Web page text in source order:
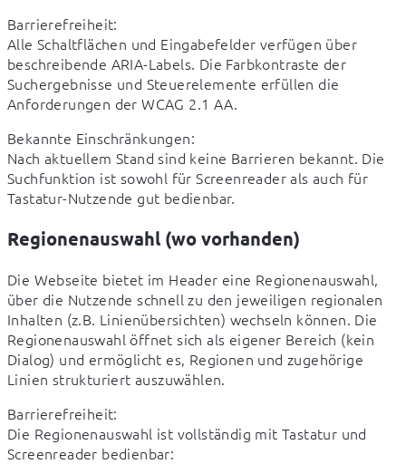
Barrierefreiheit:
Alle Schaltflächen und Eingabefelder verfügen über
beschreibende ARIA-Labels. Die Farbkontraste der
Suchergebnisse und Steuerelemente erfüllen die
Anforderungen der WCAG 2.1 AA.
Bekannte Einschränkungen:
Nach aktuellem Stand sind keine Barrieren bekannt. Die
Suchfunktion ist sowohl für Screenreader als auch für
Tastatur-Nutzende gut bedienbar.
Regionenauswahl (wo vorhanden)
Die Webseite bietet im Header eine Regionenauswahl,
über die Nutzende schnell zu den jeweiligen regionalen
Inhalten (z.B. Linienübersichten) wechseln können. Die
Regionenauswahl öffnet sich als eigener Bereich (kein
Dialog) und ermöglicht es, Regionen und zugehörige
Linien strukturiert auszuwählen.
Barrierefreiheit:
Die Regionenauswahl ist vollständig mit Tastatur und
Screenreader bedienbar: